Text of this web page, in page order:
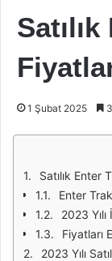
1 Şubat 2025
Satılık Enter
Enter
2023
Fiyatları
2023 Yılı